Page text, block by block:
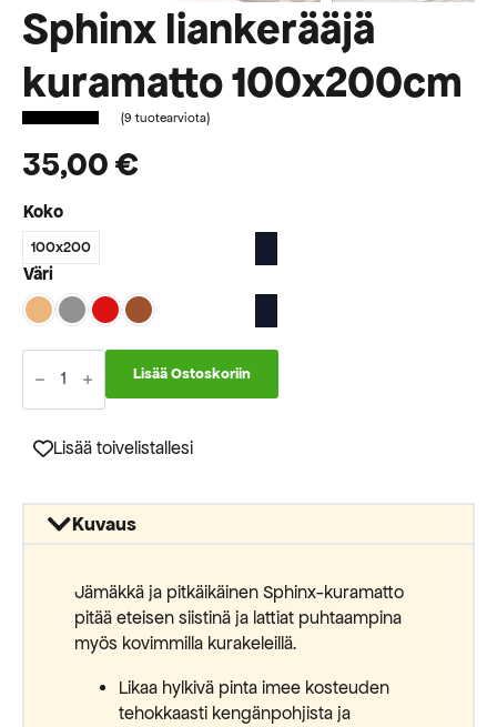
Sphinx liankerääjä
kuramatto 100x200cm
(9 tuotearviota)
35,00€
Koko
100x200
Väri
Sphinx
liankerääjä
100x200cm
Lisää Ostoskoriin
Lisää toivelistallesi
Kuvaus
Jämäkkä ja pitkäikäinen Sphinx-kuramatto
pitää eteisen siistinä ja lattiat puhtaampina
myös kovimmilla kurakeleillä.
Likaa hylkivä pinta imee kosteuden
tehokkaasti kengänpohjista ja